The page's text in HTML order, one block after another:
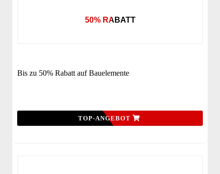
50% RABATT
Bis zu 50% Rabatt auf Bauelemente
TOP-ANGEBOT